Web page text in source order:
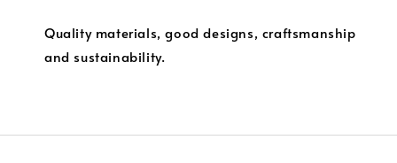
Quality materials, good designs, craftsmanship
and sustainability.